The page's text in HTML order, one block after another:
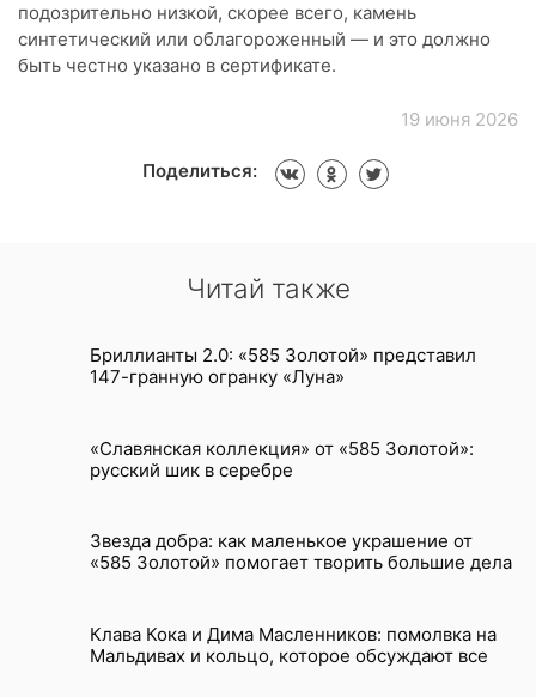
подозрительно низкой, скорее всего, камень
синтетический или облагороженный — и это должно
быть честно указано в сертификате.
19 июня 2026
Поделиться:
Читай также
Бриллианты 2.0: «585 Золотой» представил
147-гранную огранку «Луна»
«Славянская коллекция» от «585 Золотой»:
русский шик в серебре
Звезда добра: как маленькое украшение от
«585 Золотой» помогает творить большие дела
Клава Кока и Дима Масленников: помолвка на
Мальдивах и кольцо, которое обсуждают все